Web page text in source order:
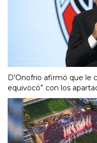
D’Onofrio afirmó que le
equivocó” con los